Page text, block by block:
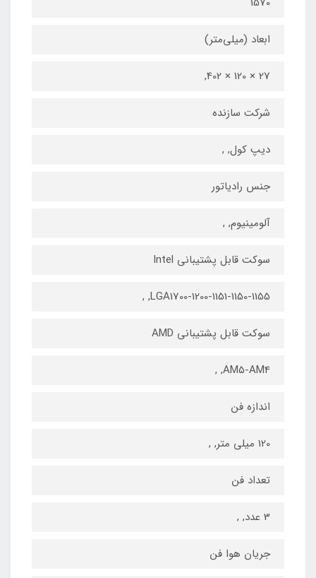
ابعاد (میلی‌متر)
27 × 120 × 402,
شرکت سازنده
دیپ کول, ,
جنس رادیاتور
آلومینیوم, ,
سوکت قابل پشتیبانی Intel
LGA1700-1200-1151-1150-1155, ,
سوکت قابل پشتیبانی AMD
AM5-AM4, ,
اندازه فن
120 میلی متر, ,
تعداد فن
3 عدد, ,
جریان هوا فن